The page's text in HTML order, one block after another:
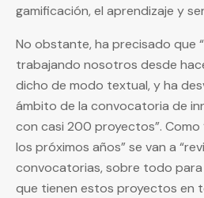
gamificación, el aprendizaje y
No obstante, ha precisado que
trabajando nosotros desde
dicho de modo textual, y ha
ámbito de la convocatoria de
con casi 200 proyectos”. Como
los próximos años” se van a
convocatorias, sobre todo
que tienen estos proyectos en